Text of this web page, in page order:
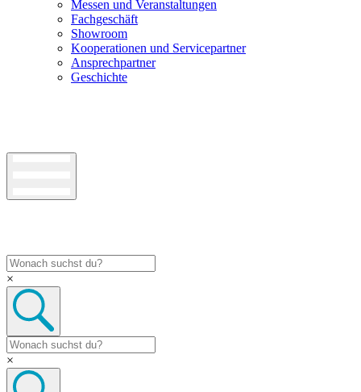
Messen und Veranstaltungen
Fachgeschäft
Showroom
Kooperationen und Servicepartner
Ansprechpartner
Geschichte
×
×